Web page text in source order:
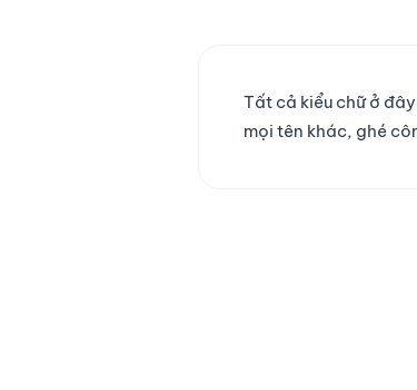
Tất cả kiểu chữ ở
mọi tên khác, ghé